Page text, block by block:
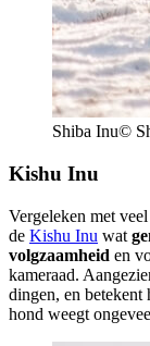
Shiba Inu©
Kishu Inu
Vergeleken met
de Kishu Inu wat
volgzaamheid en
kameraad.
dingen, en betekent
hond weegt